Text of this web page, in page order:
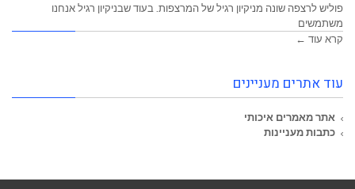
פוליש לרצפה שונה מניקיון רגיל של המרצפות. בעוד שבניקיון רגיל אנחנו
משתמשים
קרא עוד ←
עוד אתרים מעניינים
אתר מאמרים איכותי
כתבות מעניינות